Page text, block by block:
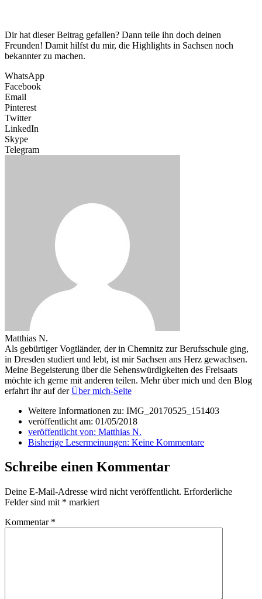
Dir hat dieser Beitrag gefallen? Dann teile ihn doch deinen
Freunden! Damit hilfst du mir, die Highlights in Sachsen noch
bekannter zu machen.
WhatsApp
Facebook
Email
Pinterest
Twitter
LinkedIn
Skype
Telegram
Matthias N.
Als gebürtiger Vogtländer, der in Chemnitz zur Berufsschule ging,
in Dresden studiert und lebt, ist mir Sachsen ans Herz gewachsen.
Meine Begeisterung über die Sehenswürdigkeiten des Freisaats
möchte ich gerne mit anderen teilen. Mehr über mich und den Blog
erfahrt ihr auf derÜber mich-Seite
Weitere Informationen zu: IMG_20170525_151403
veröffentlicht am: 01/05/2018
veröffentlicht von: Matthias N.
Bisherige Lesermeinungen: Keine Kommentare
Schreibe einen Kommentar
Deine E-Mail-Adresse wird nicht veröffentlicht. Erforderliche
Felder sind mit * markiert
Kommentar *